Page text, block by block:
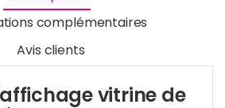
complémentaires
Avis clients
vitrine de